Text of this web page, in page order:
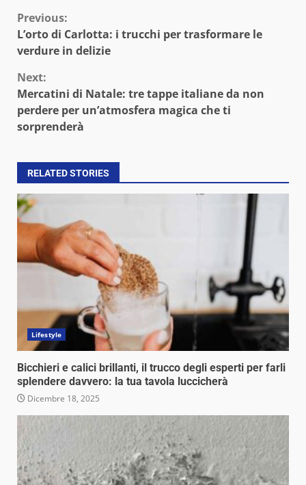
Continue
Reading
Previous:
L’orto di Carlotta: i trucchi per trasformare le
verdure in delizie
Next:
Mercatini di Natale: tre tappe italiane da non
perdere per un’atmosfera magica che ti
sorprenderà
RELATED STORIES
Lifestyle
Bicchieri e calici brillanti, il trucco degli esperti per farli
splendere davvero: la tua tavola luccicherà
Dicembre 18, 2025